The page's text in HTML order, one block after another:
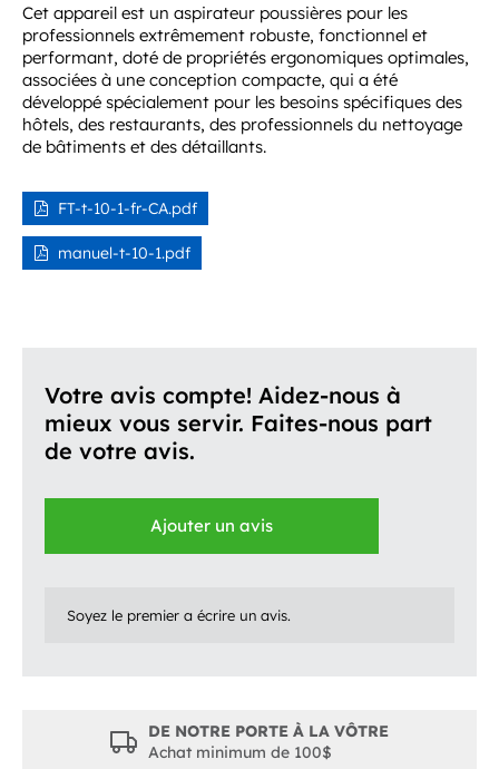
Cet appareil est un aspirateur poussières pour les
professionnels extrêmement robuste, fonctionnel et
performant, doté de propriétés ergonomiques optimales,
associées à une conception compacte, qui a été
développé spécialement pour les besoins spécifiques des
hôtels, des restaurants, des professionnels du nettoyage
de bâtiments et des détaillants.
FT-t-10-1-fr-CA.pdf
manuel-t-10-1.pdf
Votre avis compte! Aidez-nous à
mieux vous servir. Faites-nous part
de votre avis.
Ajouter un avis
Soyez le premier a écrire un avis.
DE NOTRE PORTE À LA VÔTRE
Achat minimum de 100$